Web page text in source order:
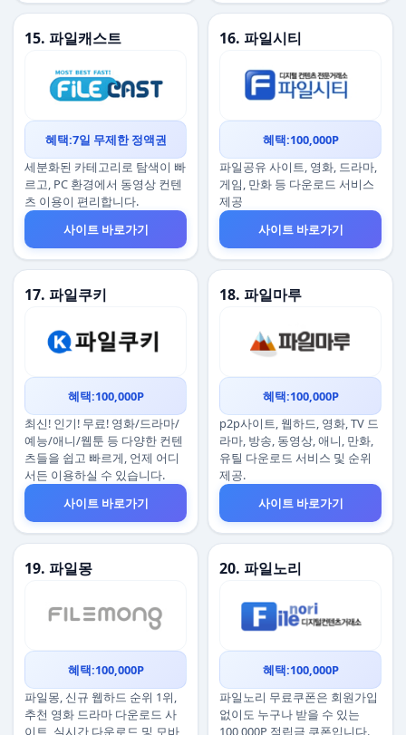
15. 파일캐스트
혜택:7일 무제한 정액권
세분화된 카테고리로 탐색이 빠
르고, PC 환경에서 동영상 컨텐
츠 이용이 편리합니다.
사이트 바로가기
16. 파일시티
혜택:100,000P
파일공유 사이트, 영화, 드라마,
게임, 만화 등 다운로드 서비스
제공
사이트 바로가기
17. 파일쿠키
혜택:100,000P
최신! 인기! 무료! 영화/드라마/
예능/애니/웹툰 등 다양한 컨텐
츠들을 쉽고 빠르게, 언제 어디
서든 이용하실 수 있습니다.
사이트 바로가기
18. 파일마루
혜택:100,000P
p2p사이트, 웹하드, 영화, TV 드
라마, 방송, 동영상, 애니, 만화,
유틸 다운로드 서비스 및 순위
제공.
사이트 바로가기
19. 파일몽
혜택:100,000P
파일몽, 신규 웹하드 순위 1위,
추천 영화 드라마 다운로드 사
이트, 실시간 다운로드 및 모바
20. 파일노리
혜택:100,000P
파일노리 무료쿠폰은 회원가입
없이도 누구나 받을 수 있는
100,000P 적립금 쿠폰입니다.